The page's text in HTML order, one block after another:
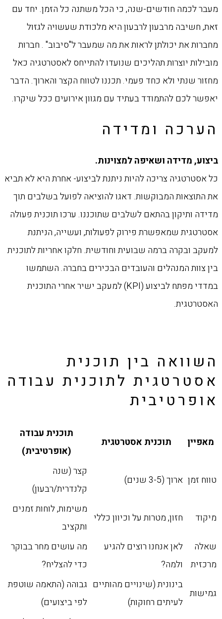
מעבר לכמה חודשים-שנה, כי הכל ‏משתנה כל הזמן. יחד עם
זאת, חשיבה מרבעון לרבעון היא מלכודת שעשויה לגזול
מחברות את ‏יכולתן לראות את מה שמעבר ל"סיבוב" . חברות
מובילות יוצרות תהליכים שנועדו להתייחס ‏לאסטרטגיה כאל
מחזור שנתי ולא כחד פעמי. תכננו לטווח הקצר והארוך. הדבר
יאפשר לכם ‏להתמודד בעתיד עם מגוון אירועים ככל שיקרו. ‏
הערכה ומדידה
‏ביצוע, מדידה ושאיפה למצוינות.
כל אסטרטגיה צריכה להיות ניתנת לביצוע- אחרת היא לא תביא
את התוצאות המבוקשות. דאגו ‏להוציאה לפועל בשלבים תוך
מדידה ותיקון בהתאם לשלבים שתוכננו. ערכו תוכנית פעולה
‏אסטרטגית שמאפשרת פירוק לפעולות, ועשייה‎,‎‏ הניתנת
למעקב ובקרה ברמה שבועית וחודשית. ‏חלקו אחריות לתוכנית
בין צוות המנהלים והעובדים הבכירים בחברה. השתמשו
במדדי מפתח ‏לביצוע (‏KPI‏) למעקב ישיר אחרי התוכנית
האסטרטגית.‏
השוואה בין תוכנית
אסטרטגית לתוכנית עבודה
אופרטיבית
מאפיין תוכנית אסטרטגית
תוכנית עבודה
(אופרטיבית)
טווח זמן ארוך (3-5 שנים)
קצר (שנה
קלנדרית/רבעון)
מיקוד חזון, מטרות על וכיוון כללי
משימות, לוחות זמנים
ותקציב
שאלה
מרכזית
לאן אנחנו רוצים להגיע
ולמה?
מה עושים מחר בבוקר
כדי להצליח?
גמישות
בינונית (שינויים מהותיים
לעיתים רחוקות)
גבוהה (התאמה שוטפת
לפי ביצועים)